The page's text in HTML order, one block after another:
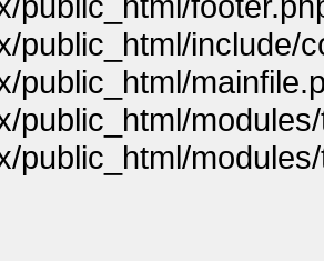
public_html/include/
public_html/
public_html/
public_html/